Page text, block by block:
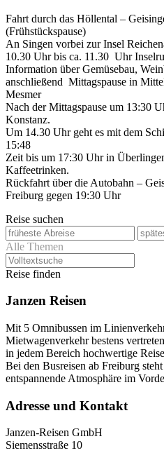
Fahrt durch das Höllental –
(Frühstückspause)
An Singen vorbei zur Insel
10.30 Uhr bis ca. 11.30 Uhr
Information über Gemüsebau,
anschließend Mittagspause in
Mesmer
Nach der Mittagspause um 13:30
Konstanz.
Um 14.30 Uhr geht es mit dem
15:48
Zeit bis um 17:30 Uhr in
Kaffeetrinken.
Rückfahrt über die Autobahn –
Freiburg gegen 19:30 Uhr
Reise suchen
Alle Themen
Reise finden
Janzen Reisen
Mit 5 Omnibussen im
Mietwagenverkehr bestens
in jedem Bereich hochwertige
Bei den Busreisen ab Freiburg
entspannende Atmosphäre im
Adresse und Kontakt
Janzen-Reisen GmbH
Siemensstraße 10